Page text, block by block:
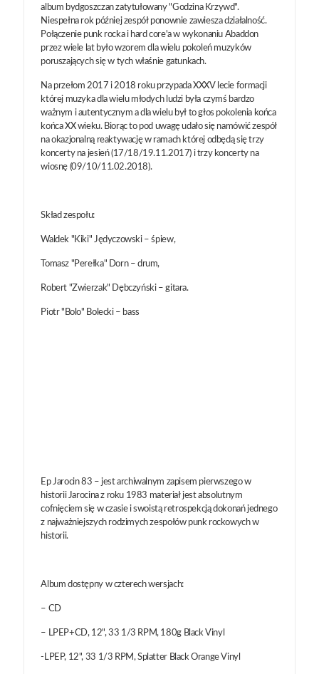
album bydgoszczan zatytułowany "Godzina Krzywd".
Niespełna rok później zespół ponownie zawiesza działalność.
Połączenie punk rocka i hard core'a w wykonaniu Abaddon
przez wiele lat było wzorem dla wielu pokoleń muzyków
poruszających się w tych właśnie gatunkach.
Na przełom 2017 i 2018 roku przypada XXXV lecie formacji
której muzyka dla wielu młodych ludzi była czymś bardzo
ważnym i autentycznym a dla wielu był to głos pokolenia końca
końca XX wieku. Biorąc to pod uwagę udało się namówić zespół
na okazjonalną reaktywację w ramach której odbędą się trzy
koncerty na jesień (17/18/19.11.2017) i trzy koncerty na
wiosnę (09/10/11.02.2018).
Skład zespołu:
Waldek "Kiki" Jędyczowski – śpiew,
Tomasz "Perełka" Dorn – drum,
Robert "Zwierzak" Dębczyński – gitara.
Piotr "Bolo" Bolecki – bass
Ep Jarocin 83 – jest archiwalnym zapisem pierwszego w
historii Jarocina z roku 1983 materiał jest absolutnym
cofnięciem się w czasie i swoistą retrospekcją dokonań jednego
z najważniejszych rodzimych zespołów punk rockowych w
historii.
Album dostępny w czterech wersjach:
– CD
– LPEP+CD, 12", 33 1/3 RPM, 180g Black Vinyl
-LPEP, 12", 33 1/3 RPM, Splatter Black Orange Vinyl